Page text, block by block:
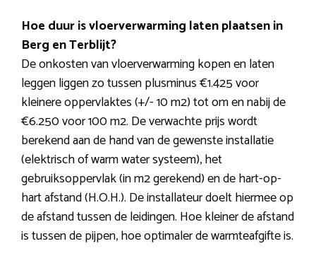
Hoe duur is vloerverwarming laten plaatsen in
Berg en Terblijt?
De onkosten van vloerverwarming kopen en laten
leggen liggen zo tussen plusminus €1.425 voor
kleinere oppervlaktes (+/- 10 m2) tot om en nabij de
€6.250 voor 100 m2. De verwachte prijs wordt
berekend aan de hand van de gewenste installatie
(elektrisch of warm water systeem), het
gebruiksoppervlak (in m2 gerekend) en de hart-op-
hart afstand (H.O.H.). De installateur doelt hiermee op
de afstand tussen de leidingen. Hoe kleiner de afstand
is tussen de pijpen, hoe optimaler de warmteafgifte is.